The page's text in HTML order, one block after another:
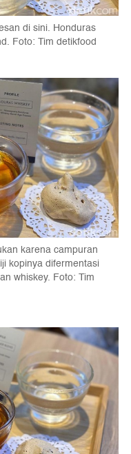
di sini. Honduras
Foto: Tim detikfood
karena campuran
kopinya difermentasi
whiskey. Foto: Tim